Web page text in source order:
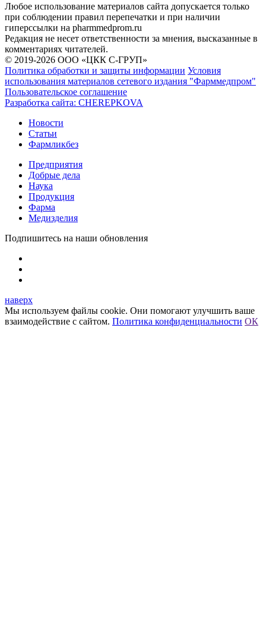
Любое использование материалов сайта допускается только
при соблюдении правил перепечатки и при наличии
гиперссылки на pharmmedprom.ru
Редакция не несет ответственности за мнения, высказанные в
комментариях читателей.
© 2019-2026 ООО «ЦКК С-ГРУП»
Политика обработки и защиты информации Условия
использования материалов сетевого издания "Фарммедпром"
Пользовательское соглашение
Разработка сайта: CHEREPKOVA
Новости
Статьи
Фармликбез
Предприятия
Добрые дела
Наука
Продукция
Фарма
Медизделия
Подпишитесь на наши обновления
наверх
Мы используем файлы cookie. Они помогают улучшить ваше
взаимодействие с сайтом. Политика конфиденциальности ОК